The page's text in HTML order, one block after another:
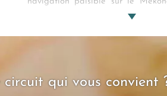
journées. Et soudain ? L'énergie
blanc, dans la tranquillité absolue
qui vous convient